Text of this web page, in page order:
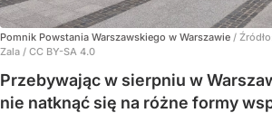
Pomnik Powstania Warszawskiego w Warszawie /
Zala / CC BY-SA 4.0
Przebywając w sierpniu w
nie natknąć się na różne formy